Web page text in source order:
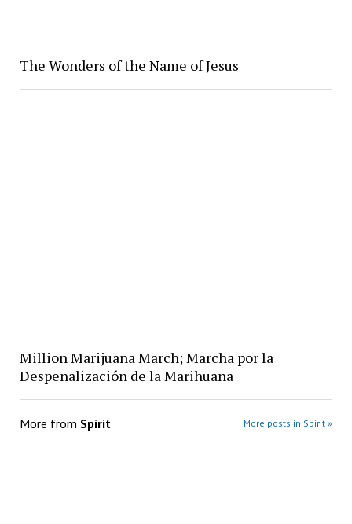
The Wonders of the Name of Jesus
Million Marijuana March; Marcha por la
Despenalización de la Marihuana
More from Spirit More posts in Spirit »